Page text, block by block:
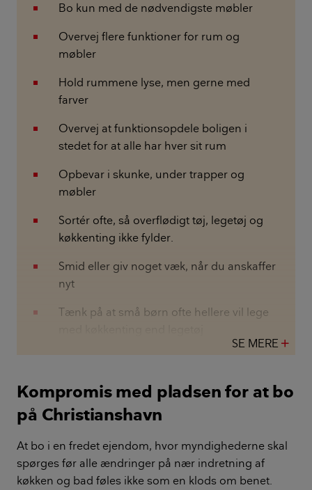
Bo kun med de nødvendigste møbler
Overvej flere funktioner for rum og
møbler
Hold rummene lyse, men gerne med
farver
Overvej at funktionsopdele boligen i
stedet for at alle har hver sit rum
Opbevar i skunke, under trapper og
møbler
Sortér ofte, så overflødigt tøj, legetøj og
køkkenting ikke fylder.
Smid eller giv noget væk, når du anskaffer
nyt
Tænk på at små børn ofte hellere vil lege
SE MERE
Kompromis med pladsen for at bo
på Christianshavn
At bo i en fredet ejendom, hvor myndighederne skal
spørges før alle ændringer på nær indretning af
køkken og bad føles ikke som en klods om benet.